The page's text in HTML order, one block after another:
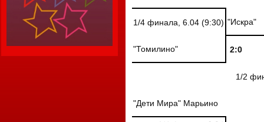
1/4 финала, 6.04 (9:30) "Искра"
"Томилино" 2:0
1/2
"Дети Мира" Марьино